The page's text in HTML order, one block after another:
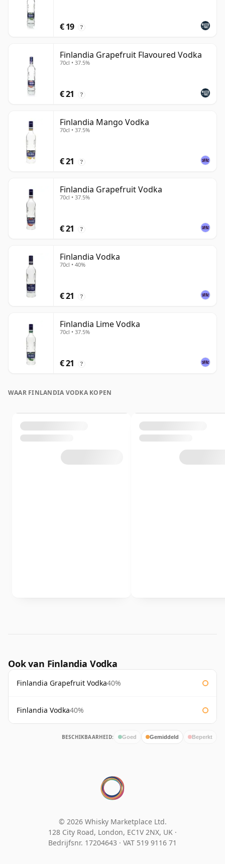
€ 19 ?
Finlandia Grapefruit Flavoured Vodka
70cl • 37.5%
€ 21 ?
Finlandia Mango Vodka
70cl • 37.5%
€ 21 ?
Finlandia Grapefruit Vodka
70cl • 37.5%
€ 21 ?
Finlandia Vodka
70cl • 40%
€ 21 ?
Finlandia Lime Vodka
70cl • 37.5%
€ 21 ?
WAAR FINLANDIA VODKA KOPEN
Ook van Finlandia Vodka
Finlandia Grapefruit Vodka40%
Finlandia Vodka40%
BESCHIKBAARHEID: Goed Gemiddeld Beperkt
© 2026 Whisky Marketplace Ltd.
128 City Road, London, EC1V 2NX, UK ·
Bedrijfsnr. 17204643 · VAT 519 9116 71